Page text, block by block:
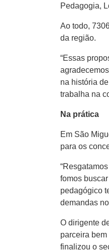
Pedagogia,
Ao todo,
da região.
“Essas
na história
trabalha na
Na prática
Em São
para os
fomos
pedagógico
demandas
O dirigente
parceira
finalizou o